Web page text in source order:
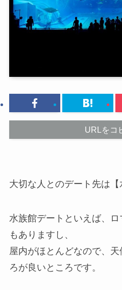
URLをコ
大切な人とのデート先は【
水族館デートといえば、
もありますし、
屋内がほとんどなので、
ろが良いところです。